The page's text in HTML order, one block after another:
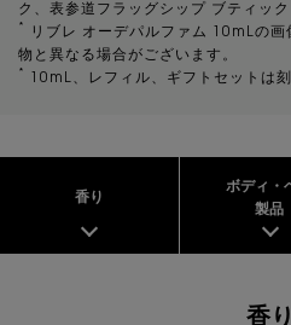
ク、表参道フラッグシップ ブティック
*
リブレ オーデパルファム 10mLの
物と異なる場合がございます。
* 10mL、レフィル、ギフトセットは
香り
ボディ・
製品
香り